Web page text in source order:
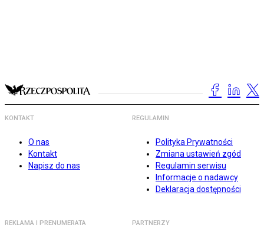
KONTAKT
O nas
Kontakt
Napisz do nas
REGULAMIN
Polityka Prywatności
Zmiana ustawień zgód
Regulamin serwisu
Informacje o nadawcy
Deklaracja dostępności
REKLAMA I PRENUMERATA PARTNERZY